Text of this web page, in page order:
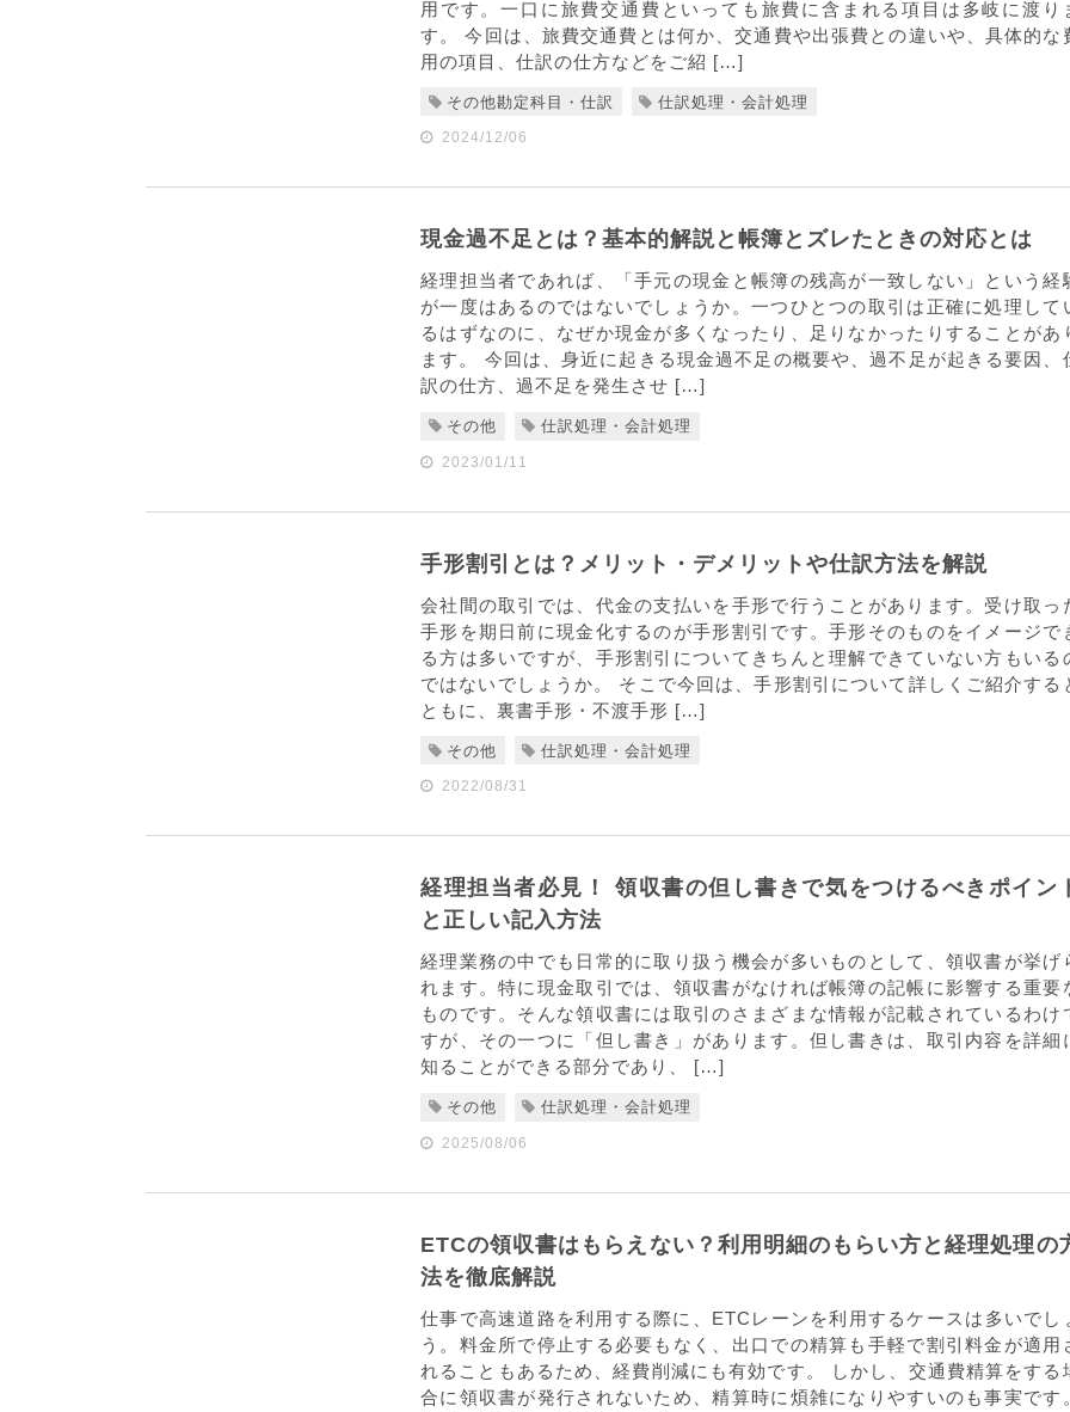
用です。一口に旅費交通費といっても旅費に含まれる項目は多岐に渡り
す。 今回は、旅費交通費とは何か、交通費や出張費との違いや、具体的な
用の項目、仕訳の仕方などをご紹 […]
その他勘定科目・仕訳 仕訳処理・会計処理
2024/12/06
現金過不足とは？基本的解説と帳簿とズレたときの対応とは
経理担当者であれば、「手元の現金と帳簿の残高が一致しない」という経
が一度はあるのではないでしょうか。一つひとつの取引は正確に処理して
るはずなのに、なぜか現金が多くなったり、足りなかったりすることがあ
ます。 今回は、身近に起きる現金過不足の概要や、過不足が起きる要因、
訳の仕方、過不足を発生させ […]
その他 仕訳処理・会計処理
2023/01/11
手形割引とは？メリット・デメリットや仕訳方法を解説
会社間の取引では、代金の支払いを手形で行うことがあります。受け取っ
手形を期日前に現金化するのが手形割引です。手形そのものをイメージで
る方は多いですが、手形割引についてきちんと理解できていない方もいる
ではないでしょうか。 そこで今回は、手形割引について詳しくご紹介する
ともに、裏書手形・不渡手形 […]
その他 仕訳処理・会計処理
2022/08/31
経理担当者必見！ 領収書の但し書きで気をつけるべきポイン
と正しい記入方法
経理業務の中でも日常的に取り扱う機会が多いものとして、領収書が挙げ
れます。特に現金取引では、領収書がなければ帳簿の記帳に影響する重要
ものです。そんな領収書には取引のさまざまな情報が記載されているわけ
すが、その一つに「但し書き」があります。但し書きは、取引内容を詳細
知ることができる部分であり、 […]
その他 仕訳処理・会計処理
2025/08/06
ETCの領収書はもらえない？利用明細のもらい方と経理処理の
法を徹底解説
仕事で高速道路を利用する際に、ETCレーンを利用するケースは多いでし
う。料金所で停止する必要もなく、出口での精算も手軽で割引料金が適用
れることもあるため、経費削減にも有効です。 しかし、交通費精算をする
合に領収書が発行されないため、精算時に煩雑になりやすいのも事実です